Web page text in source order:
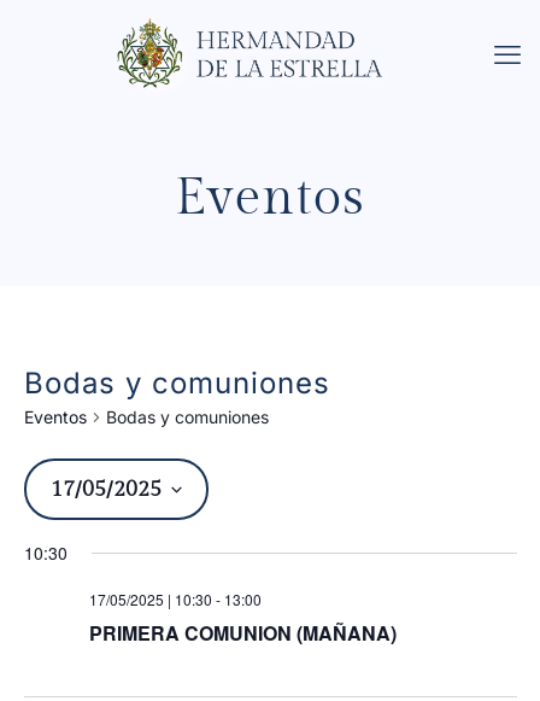
Eventos
Bodas y comuniones
Eventos Bodas y comuniones
de
17/05/2025
fecha.
10:30
17/05/2025 | 10:30 - 13:00
PRIMERA COMUNION (MAÑANA)